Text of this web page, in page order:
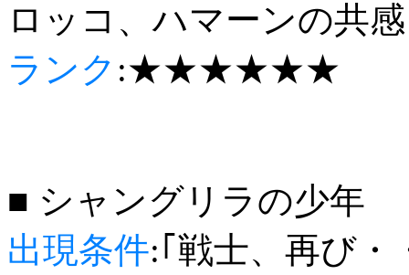
ロッコ、ハマーンの共
ランク :★★★★★★
■ シャングリラの少年
出現条件:｢戦士、再び・